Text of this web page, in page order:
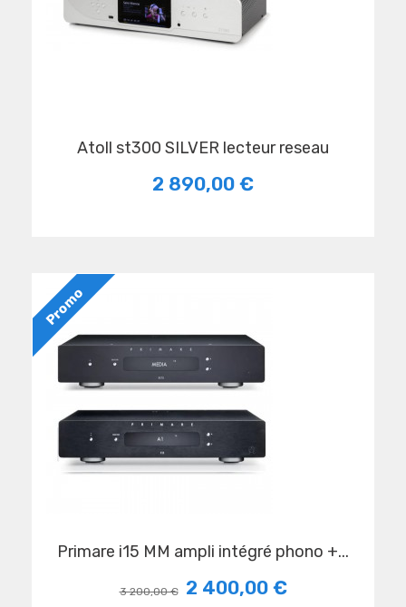
atoll st300 SILVER lecteur reseau
2 890,00 €
Promo
primare i15 MM ampli intégré phono +...
3 200,00 € 2 400,00 €